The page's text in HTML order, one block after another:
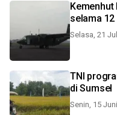
Kemenhut
selama
Selasa, 21
TNI
di Sumsel
Senin, 15